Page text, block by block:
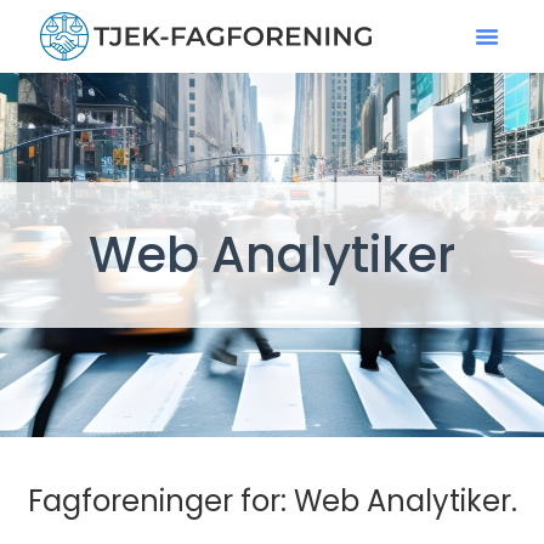
Web Analytiker
Fagforeninger for: Web Analytiker.